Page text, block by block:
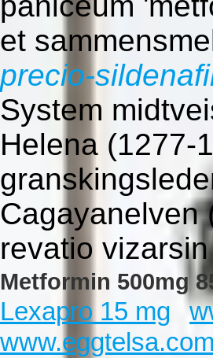
et
precio-
System
Helena (1277-
revatio
Metformin 500mg
Lexapro 15 mg
www.eggtelsa.com